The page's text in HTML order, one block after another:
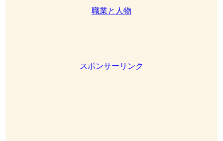
職業と人物
スポンサーリンク